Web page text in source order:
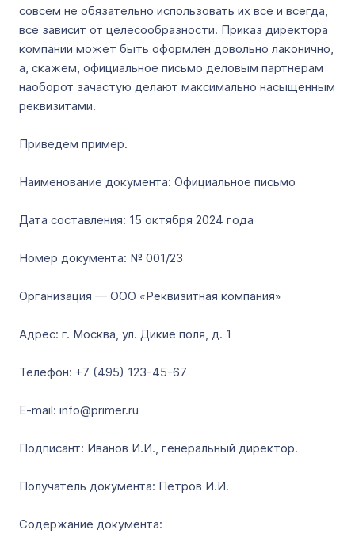
совсем не обязательно использовать их все и всегда,
все зависит от целесообразности. Приказ директора
компании может быть оформлен довольно лаконично,
а, скажем, официальное письмо деловым партнерам
наоборот зачастую делают максимально насыщенным
реквизитами.
Приведем пример.
Наименование документа: Официальное письмо
Дата составления: 15 октября 2024 года
Номер документа: № 001/23
Организация — ООО «Реквизитная компания»
Адрес: г. Москва, ул. Дикие поля, д. 1
Телефон: +7 (495) 123-45-67
E-mail: info@primer.ru
Подписант: Иванов И.И., генеральный директор.
Получатель документа: Петров И.И.
Содержание документа: